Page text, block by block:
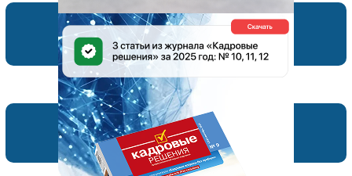
Рекламодателям
Подборки материалов